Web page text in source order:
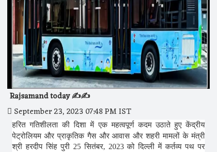
Rajsamand today ✍️✍️
September 23, 2023 07:48 PM IST
हरित गतिशीलता की दिशा में एक महत्वपूर्ण कदम उठाते हुए केंद्रीय
पेट्रोलियम और प्राकृतिक गैस और आवास और शहरी मामलों के मंत्री
श्री हरदीप सिंह पुरी25सितंबर, 2023को दिल्ली में कर्तव्य पथ पर